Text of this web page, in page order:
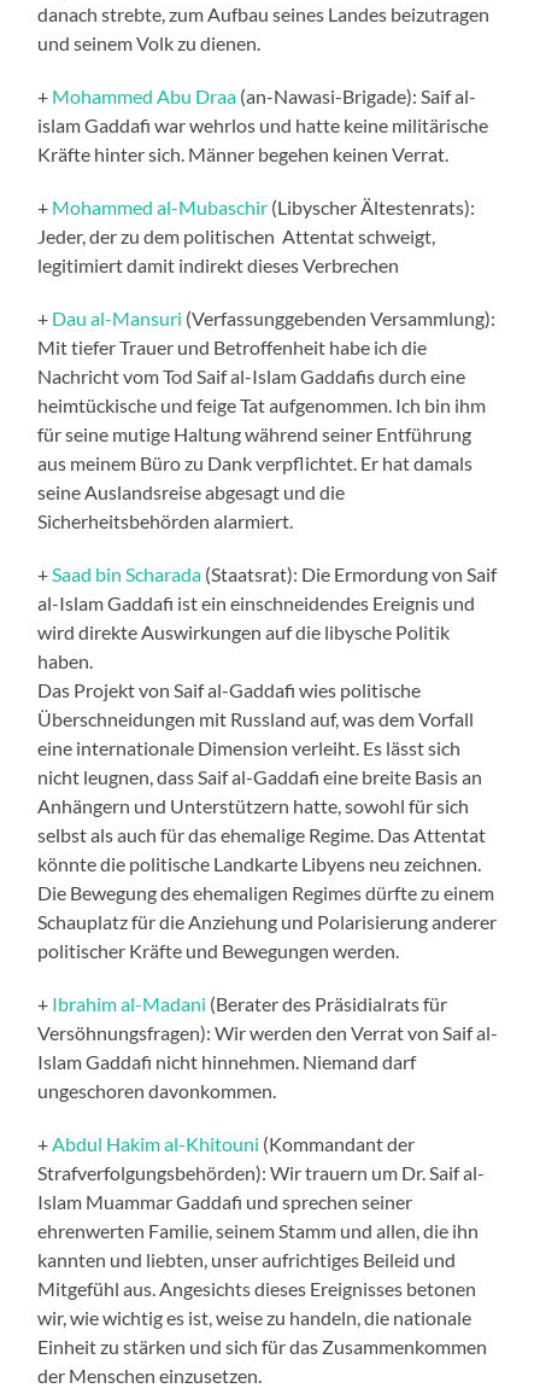
danach strebte, zum Aufbau seines Landes beizutragen
und seinem Volk zu dienen.
+ Mohammed Abu Draa (an-Nawasi-Brigade): Saif al-
islam Gaddafi war wehrlos und hatte keine militärische
Kräfte hinter sich. Männer begehen keinen Verrat.
+ Mohammed al-Mubaschir (Libyscher Ältestenrats):
Jeder, der zu dem politischen Attentat schweigt,
legitimiert damit indirekt dieses Verbrechen
+ Dau al-Mansuri (Verfassunggebenden Versammlung):
Mit tiefer Trauer und Betroffenheit habe ich die
Nachricht vom Tod Saif al-Islam Gaddafis durch eine
heimtückische und feige Tat aufgenommen. Ich bin ihm
für seine mutige Haltung während seiner Entführung
aus meinem Büro zu Dank verpflichtet. Er hat damals
seine Auslandsreise abgesagt und die
Sicherheitsbehörden alarmiert.
+ Saad bin Scharada (Staatsrat): Die Ermordung von Saif
al-Islam Gaddafi ist ein einschneidendes Ereignis und
wird direkte Auswirkungen auf die libysche Politik
haben.
Das Projekt von Saif al-Gaddafi wies politische
Überschneidungen mit Russland auf, was dem Vorfall
eine internationale Dimension verleiht. Es lässt sich
nicht leugnen, dass Saif al-Gaddafi eine breite Basis an
Anhängern und Unterstützern hatte, sowohl für sich
selbst als auch für das ehemalige Regime. Das Attentat
könnte die politische Landkarte Libyens neu zeichnen.
Die Bewegung des ehemaligen Regimes dürfte zu einem
Schauplatz für die Anziehung und Polarisierung anderer
politischer Kräfte und Bewegungen werden.
+ Ibrahim al-Madani (Berater des Präsidialrats für
Versöhnungsfragen): Wir werden den Verrat von Saif al-
Islam Gaddafi nicht hinnehmen. Niemand darf
ungeschoren davonkommen.
+ Abdul Hakim al-Khitouni (Kommandant der
Strafverfolgungsbehörden): Wir trauern um Dr. Saif al-
Islam Muammar Gaddafi und sprechen seiner
ehrenwerten Familie, seinem Stamm und allen, die ihn
kannten und liebten, unser aufrichtiges Beileid und
Mitgefühl aus. Angesichts dieses Ereignisses betonen
wir, wie wichtig es ist, weise zu handeln, die nationale
Einheit zu stärken und sich für das Zusammenkommen
der Menschen einzusetzen.